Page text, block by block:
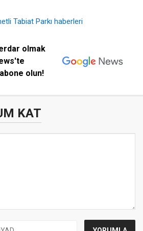
Tabiat Parkı haberleri
olmak
olun!
KAT